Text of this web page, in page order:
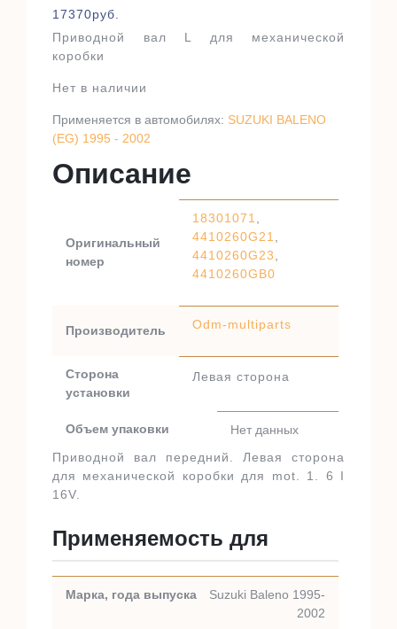
17370руб.
Приводной вал L для механической
коробки
Нет в наличии
Применяется в автомобилях: SUZUKI BALENO
(EG) 1995 - 2002
Описание
Оригинальный
номер
18301071
4410260G21
4410260G23
4410260GB0
Производитель Odm-multiparts
Сторона
установки
Левая сторона
Объем упаковки
Нет данных
Приводной вал передний. Левая сторона
для механической коробки для mot. 1. 6 I
16V.
Применяемость для
Suzuki Baleno 1995-
2002